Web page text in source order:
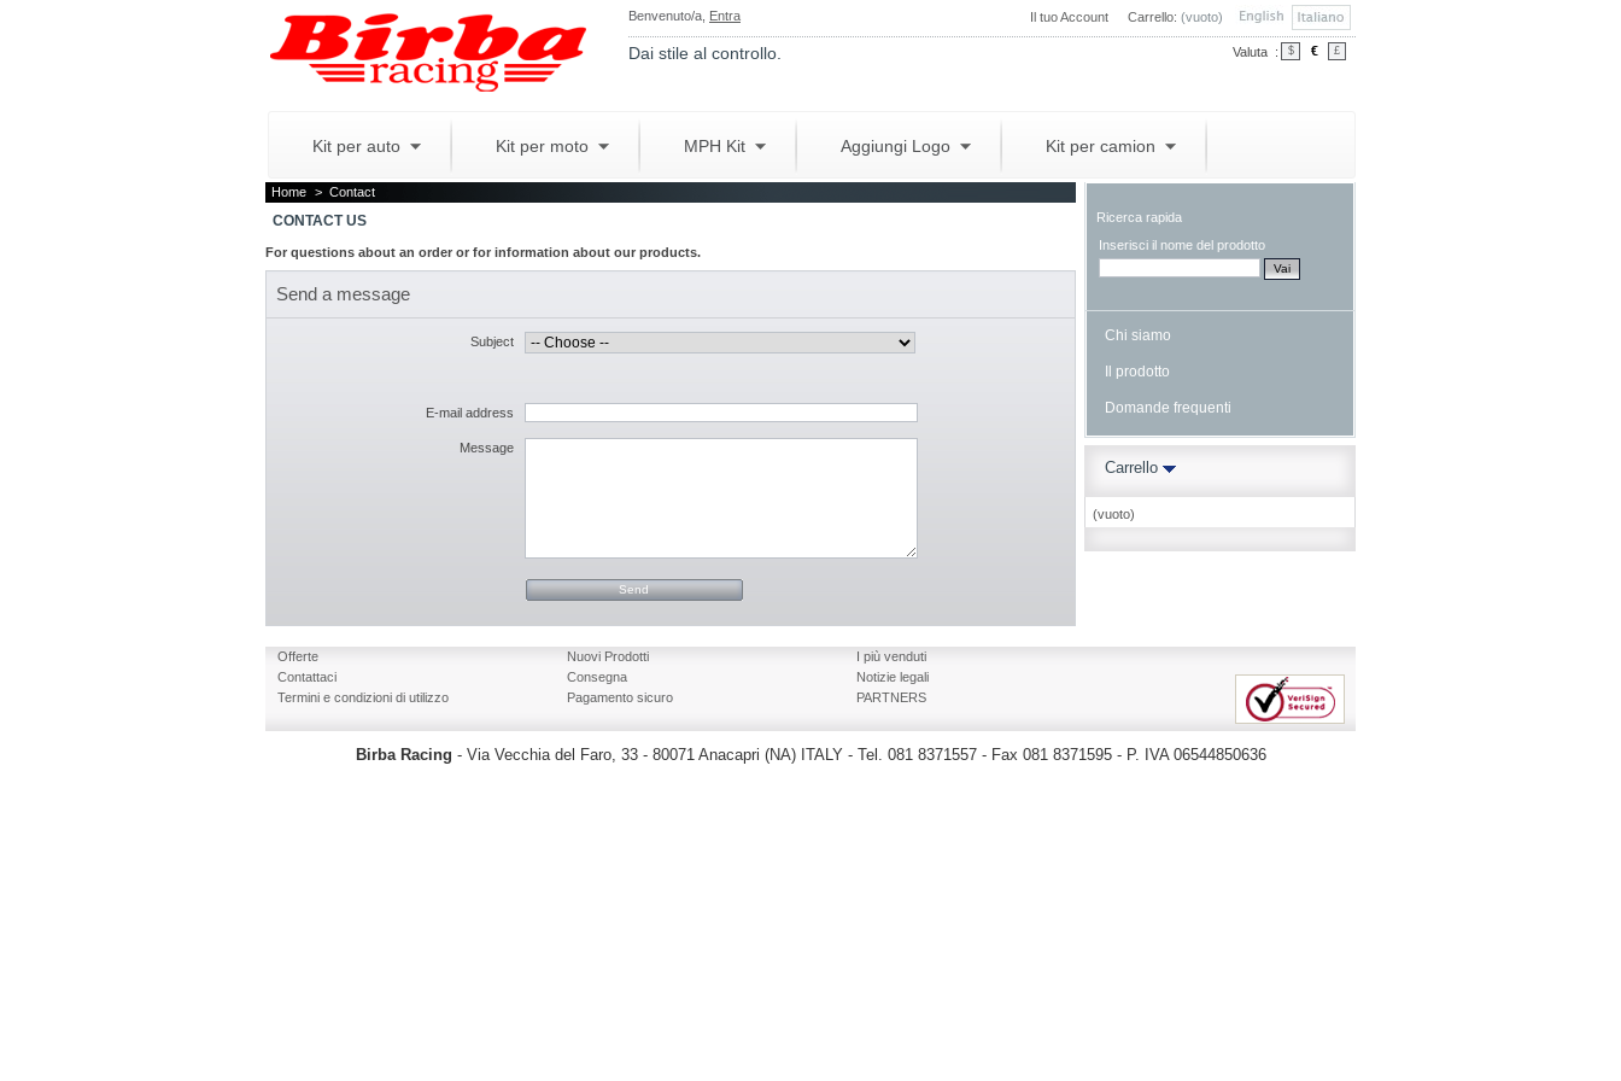
Kit per auto Kit per moto MPH Kit Aggiungi Logo Kit per camion
Benvenuto/a, Entra Carrello: (vuoto)
Il tuo Account
Valuta : $ € £
Dai stile al controllo.
Home > Contact
CONTACT US
For questions about an order or for information about our products.
Send a message
Subject
E-mail address
Message
Ricerca rapida
Inserisci il nome del prodotto
Chi siamo
Il prodotto
Domande frequenti
Carrello
(vuoto)
Offerte Nuovi Prodotti
I più venduti
Contattaci
Consegna
Notizie legali
Termini e condizioni di utilizzo
Pagamento sicuro PARTNERS
Birba Racing - Via Vecchia del Faro, 33 - 80071 Anacapri (NA) ITALY - Tel. 081 8371557 - Fax 081 8371595 - P. IVA 06544850636